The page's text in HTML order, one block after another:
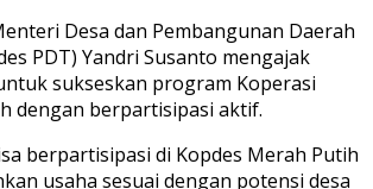
Desa dan Pembangunan Daerah
PDT) Yandri Susanto mengajak
sukseskan program Koperasi
dengan berpartisipasi aktif.
berpartisipasi di Kopdes Merah Putih
usaha sesuai dengan potensi desa